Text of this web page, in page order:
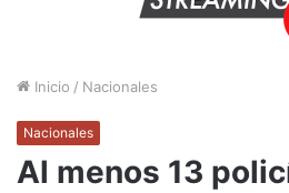
Inicio / Nacionales
Nacionales
Al menos 13